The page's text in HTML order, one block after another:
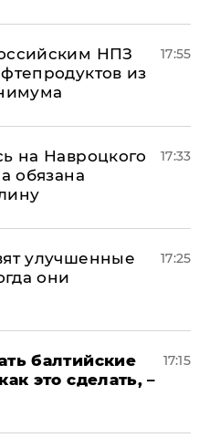
НПЗ
из
17:55
на Навроцкого
обязана
17:33
улучшенные
они
17:25
балтийские
это сделать, –
17:15